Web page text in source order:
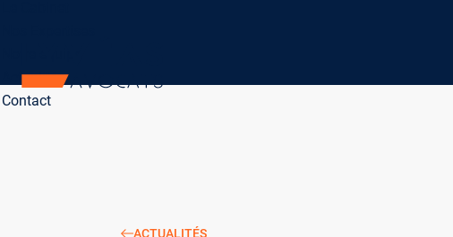
Aller au contenu
Actualités
Contact
ACTUALITÉS